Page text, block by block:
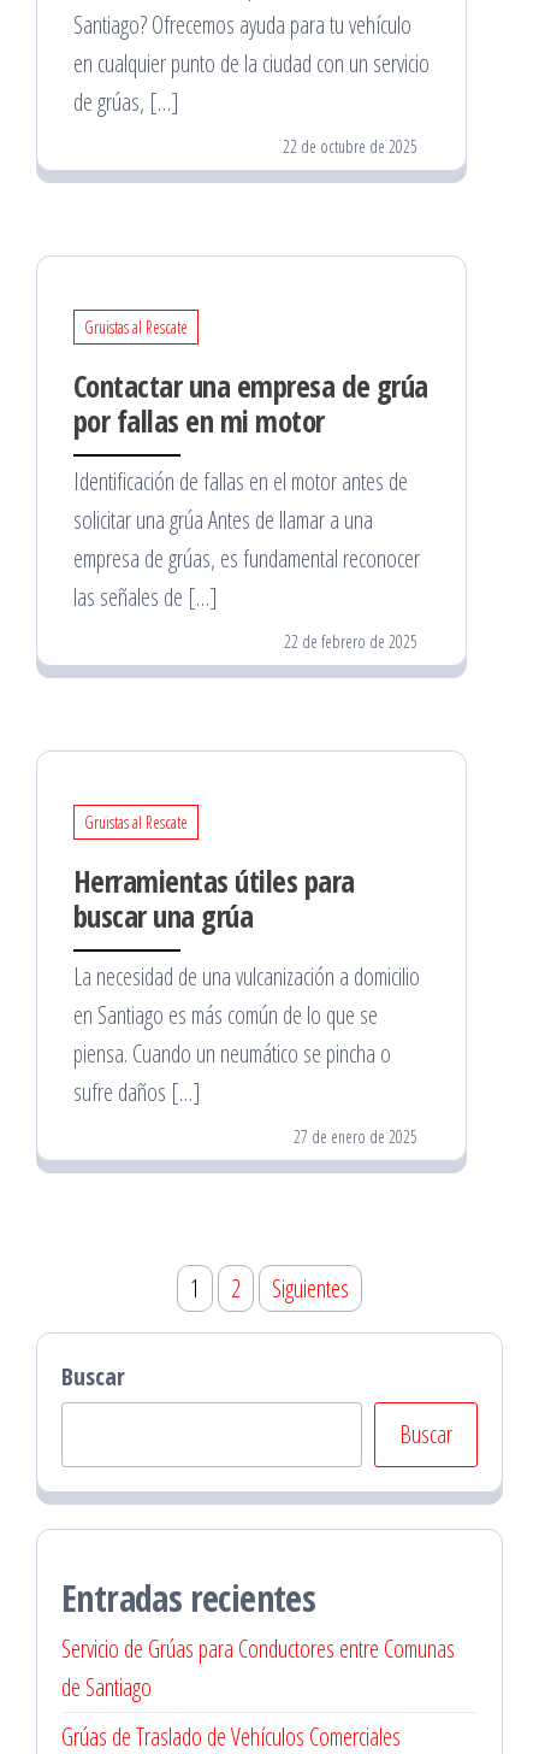
Santiago? Ofrecemos ayuda para tu vehículo
en cualquier punto de la ciudad con un servicio
de grúas, […]
22 de octubre de 2025
Gruistas al Rescate
Contactar una empresa de grúa
por fallas en mi motor
Identificación de fallas en el motor antes de
solicitar una grúa Antes de llamar a una
empresa de grúas, es fundamental reconocer
las señales de […]
22 de febrero de 2025
Gruistas al Rescate
Herramientas útiles para
buscar una grúa
La necesidad de una vulcanización a domicilio
en Santiago es más común de lo que se
piensa. Cuando un neumático se pincha o
sufre daños […]
27 de enero de 2025
Paginación
de
entradas
1 2 Siguientes
Buscar
Buscar
Entradas recientes
Servicio de Grúas para Conductores entre Comunas
de Santiago
Grúas de Traslado de Vehículos Comerciales